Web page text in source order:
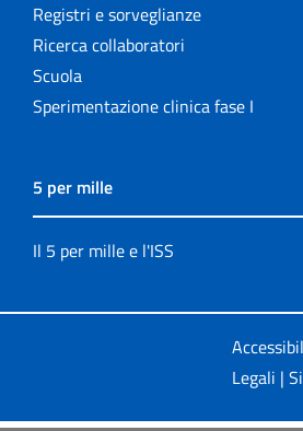
Registri e sorveglianze
Ricerca collaboratori
Scuola
Sperimentazione clinica fase I
5 per mille
Il 5 per mille e l'ISS
Legali |